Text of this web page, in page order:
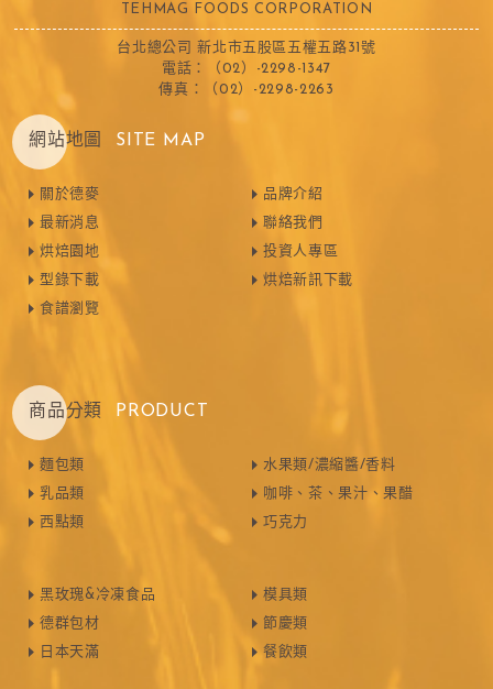
TEHMAG FOODS CORPORATION
台北總公司 新北市五股區五權五路31號
電話：（02）-2298-1347
傳真：（02）-2298-2263
網站地圖 SITE MAP
關於德麥
最新消息
烘焙園地
型錄下載
食譜瀏覽
品牌介紹
聯絡我們
投資人專區
烘焙新訊下載
商品分類 PRODUCT
麵包類
乳品類
西點類
水果類/濃縮醬/香料
咖啡、茶、果汁、果醋
巧克力
黑玫瑰&冷凍食品
德群包材
日本天滿
模具類
節慶類
餐飲類